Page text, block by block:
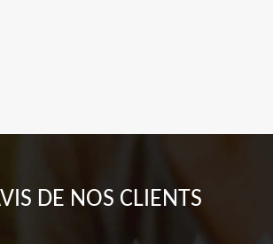
DE NOS CLIENTS